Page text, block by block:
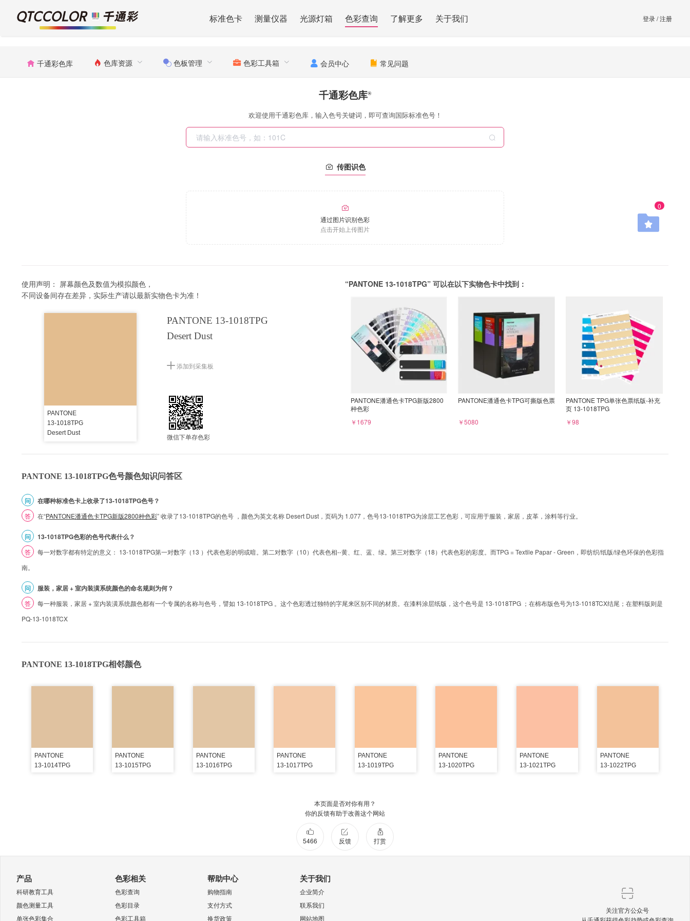
标准色卡 测量仪器 光源灯箱 色彩查询 了解更多 关于我们 登录/注册
千通彩色库 色库资源 色板管理 色彩工具箱 会员中心 常见问题
0
千通彩色库®
欢迎使用千通彩色库，输入色号关键词，即可查询国际标准色号！
传图识色
通过图片识别色彩
点击开始上传图片
使用声明： 屏幕颜色及数值为模拟颜色，
不同设备间存在差异，实际生产请以最新实物色卡为准！
PANTONE
13-1018TPG
Desert Dust
PANTONE 13-1018TPG
Desert Dust
添加到采集板
微信下单存色彩
“PANTONE 13-1018TPG” 可以在以下实物色卡中找到：
PANTONE潘通色卡TPG新版2800
种色彩
￥1679
PANTONE潘通色卡TPG可撕版色票
￥5080
PANTONE TPG单张色票纸版-补充
页 13-1018TPG
￥98
PANTONE 13-1018TPG色号颜色知识问答区
问 在哪种标准色卡上收录了13-1018TPG色号？
答 在“PANTONE潘通色卡TPG新版2800种色彩” 收录了13-1018TPG的色号 ，颜色为英文名称 Desert Dust，页码为 1.077，色号13-1018TPG为涂层工艺色彩，可应用于服装，家居，皮革，涂料等行业。
问 13-1018TPG色彩的色号代表什么？
答
每一对数字都有特定的意义： 13-1018TPG第一对数字（13 ）代表色彩的明或暗。第二对数字（10）代表色相--黄、红、蓝、绿。第三对数字（18）代表色彩的彩度。而TPG = Textile Papar - Green，即纺织/纸版/绿色环保的色彩指
南。
问 服装，家居 + 室内装潢系统颜色的命名规则为何？
答
每一种服装，家居 + 室内装潢系统颜色都有一个专属的名称与色号，譬如 13-1018TPG 。这个色彩透过独特的字尾来区别不同的材质。在漆料涂层纸版，这个色号是 13-1018TPG ；在棉布版色号为13-1018TCX结尾；在塑料版则是
PQ-13-1018TCX
PANTONE 13-1018TPG相邻颜色
PANTONE
13-1014TPG
PANTONE
13-1015TPG
PANTONE
13-1016TPG
PANTONE
13-1017TPG
PANTONE
13-1019TPG
PANTONE
13-1020TPG
PANTONE
13-1021TPG
PANTONE
13-1022TPG
本页面是否对你有用？
你的反馈有助于改善这个网站
5466 反馈 打赏
产品
科研教育工具
颜色测量工具
单张色彩集合
色彩相关
色彩查询
色彩目录
色彩工具箱
帮助中心
购物指南
支付方式
换货政策
关于我们
企业简介
联系我们
网站地图
关注官方公众号